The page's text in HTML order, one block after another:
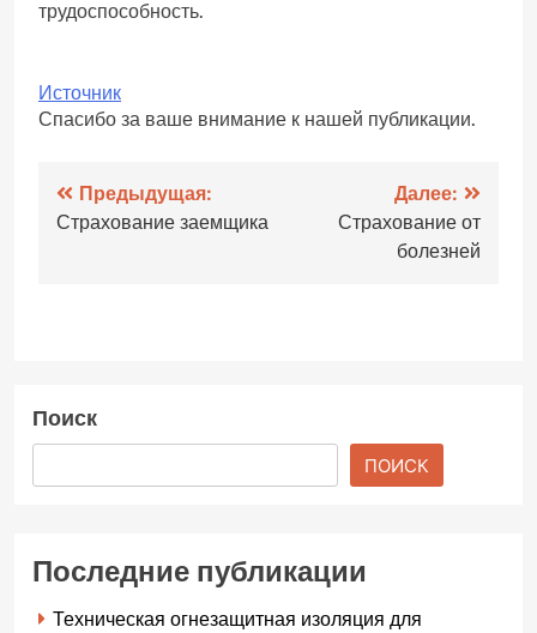
трудоспособность.
Источник
Спасибо за ваше внимание к нашей публикации.
Навигация
по
Предыдущая:
Страхование заемщика
Далее:
Страхование от
болезней
Поиск
ПОИСК
Последние публикации
Техническая огнезащитная изоляция для